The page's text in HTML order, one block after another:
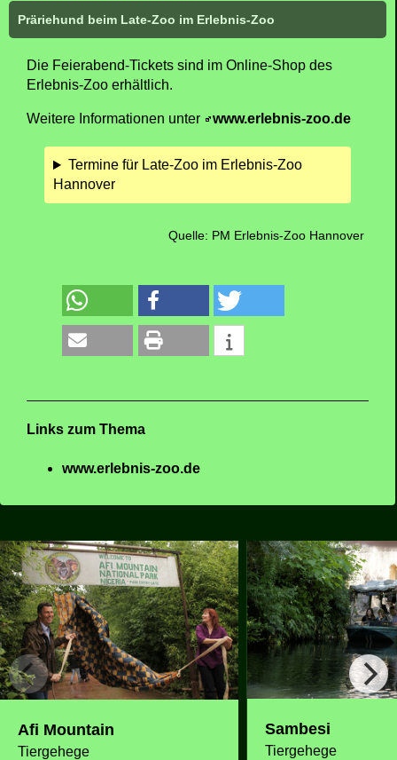
Präriehund beim Late-Zoo im Erlebnis-Zoo
Die Feierabend-Tickets sind im Online-Shop des
Erlebnis-Zoo erhältlich.
Weitere Informationen unter www.erlebnis-zoo.de
Termine für Late-Zoo im Erlebnis-Zoo
Hannover
Quelle: PM Erlebnis-Zoo Hannover
Links zum Thema
www.erlebnis-zoo.de
Afi Mountain
Tiergehege
Sambesi
Tiergehege